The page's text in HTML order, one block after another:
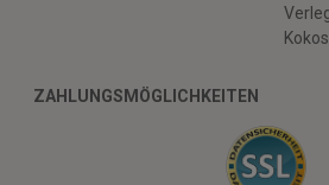
ZAHLUNGSMÖGLICHKEITEN